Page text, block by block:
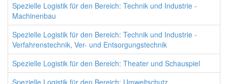
Spezielle Logistik für den Bereich: Technik und Industrie -
Machinenbau
Spezielle Logistik für den Bereich: Technik und Industrie -
Verfahrenstechnik, Ver- und Entsorgungstechnik
Spezielle Logistik für den Bereich: Theater und Schauspiel
Spezielle Logistik für den Bereich: Umweltschutz